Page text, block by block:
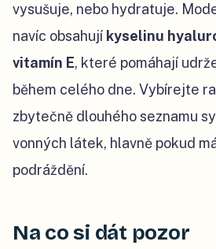
vysušuje, nebo hydratuje.
navíc obsahují kyselinu
vitamín E, které pomáhají
během celého dne. Vybírejte
zbytečně dlouhého seznamu
vonných látek, hlavně pokud
podráždění.
Na co si dát pozor